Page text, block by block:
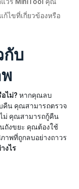
วร์ MiniTool คุณ
ไขที่เกี่ยวข้องหรือ
กับ
ไม่? หากคุณลบ
คืน คุณสามารถตรวจ
ม่ คุณสามารถกู้คืน
ถังขยะ คุณต้องใช้
พที่ถูกลบอย่างถาวร
งไร